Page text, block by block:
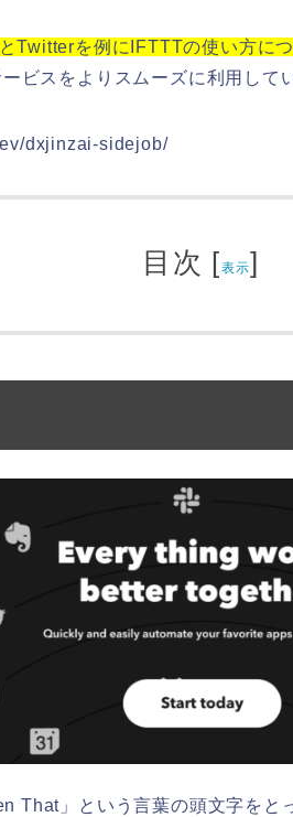
Twitterを例にIFTTTの使い方に
ビスをよりスムーズに利用して
dxjinzai-sidejob/
目次 [表示]
That 」という言葉の頭文字をと